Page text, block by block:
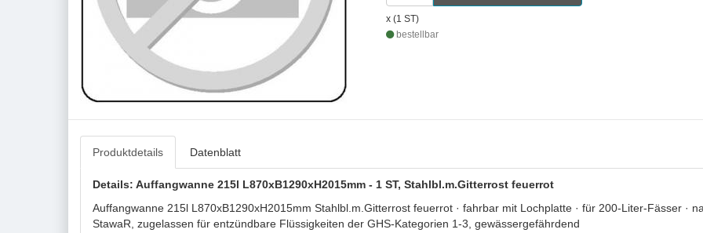
x (1 ST)
bestellbar
Produktdetails Datenblatt
Details: Auffangwanne 215l L870xB1290xH2015mm - 1 ST, Stahlbl.m.Gitterrost feuerrot
Auffangwanne 215l L870xB1290xH2015mm Stahlbl.m.Gitterrost feuerrot · fahrbar mit Lochplatte · für 200-Liter-Fässer ·
StawaR, zugelassen für entzündbare Flüssigkeiten der GHS-Kategorien 1-3, gewässergefährdend